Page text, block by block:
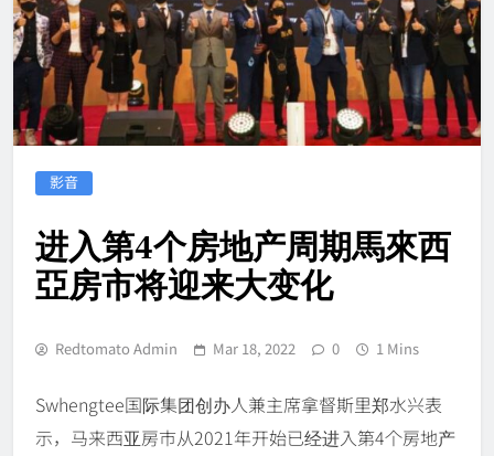
影音
进入第4个房地产周期馬來西
亞房市将迎来大变化
Redtomato Admin Mar 18, 2022 0 1 Mins
Swhengtee国际集团创办人兼主席拿督斯里郑水兴表
示，马来西亚房市从2021年开始已经进入第4个房地产